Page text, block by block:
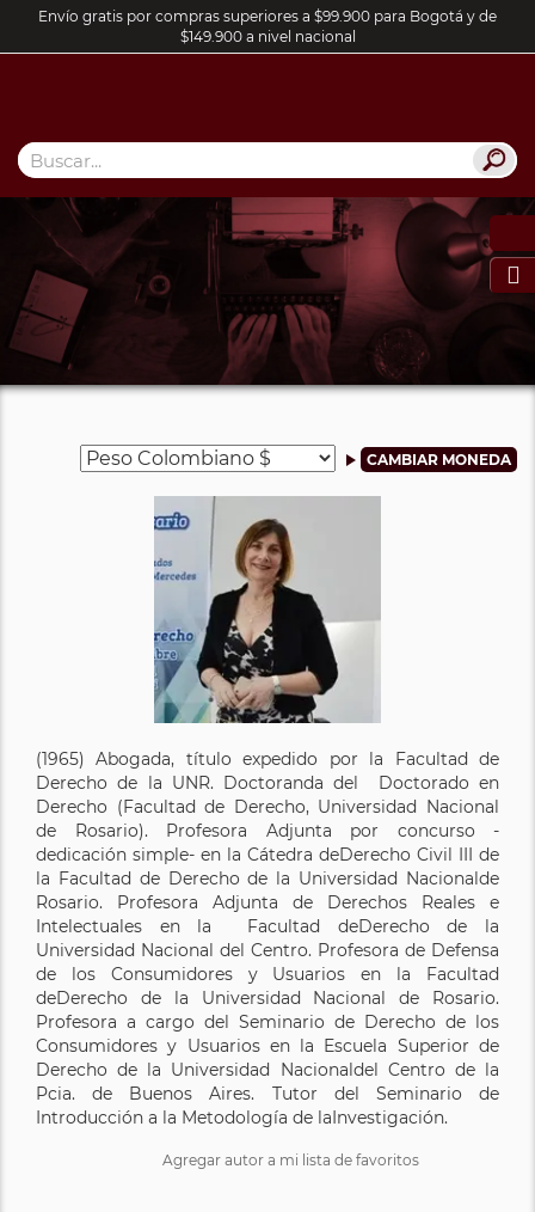
Envío gratis por compras superiores a $99.900 para Bogotá y de
$149.900 a nivel nacional

(1965) Abogada, título expedido por la Facultad de
Derecho de la UNR. Doctoranda del Doctorado en
Derecho (Facultad de Derecho, Universidad Nacional
de Rosario). Profesora Adjunta por concurso -
dedicación simple- en la Cátedra deDerecho Civil III de
la Facultad de Derecho de la Universidad Nacionalde
Rosario. Profesora Adjunta de Derechos Reales e
Intelectuales en la Facultad deDerecho de la
Universidad Nacional del Centro. Profesora de Defensa
de los Consumidores y Usuarios en la Facultad
deDerecho de la Universidad Nacional de Rosario.
Profesora a cargo del Seminario de Derecho de los
Consumidores y Usuarios en la Escuela Superior de
Derecho de la Universidad Nacionaldel Centro de la
Pcia. de Buenos Aires. Tutor del Seminario de
Introducción a la Metodología de laInvestigación.
Agregar autor a mi lista de favoritos